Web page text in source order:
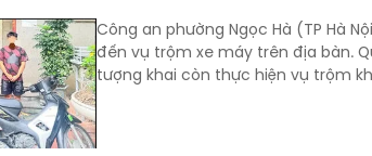
Công an phường Ngọc Hà (TP Hà
đến vụ trộm xe máy trên địa bàn.
tượng khai còn thực hiện vụ trộm